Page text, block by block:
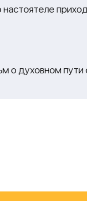
о духовном пути